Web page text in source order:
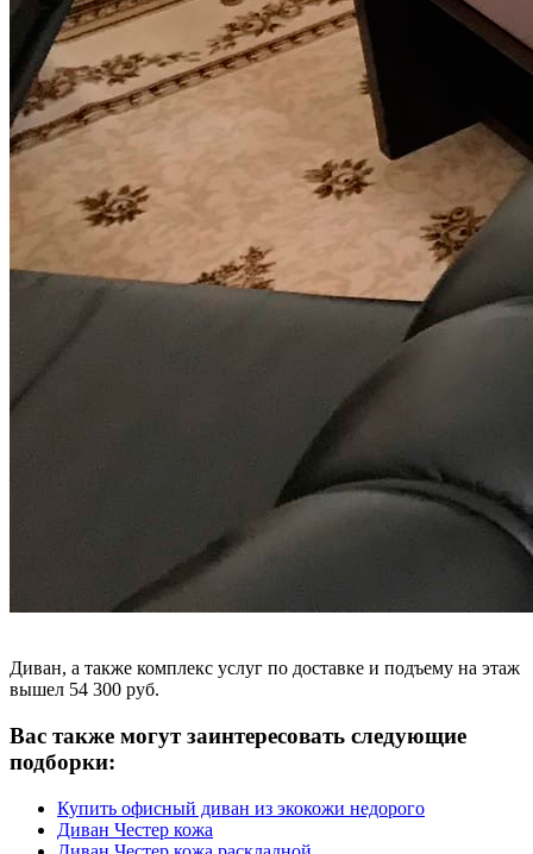
Диван, а также комплекс услуг по доставке и подъему на этаж
вышел 54 300 руб.
Вас также могут заинтересовать следующие
подборки:
Купить офисный диван из экокожи недорого
Диван Честер кожа